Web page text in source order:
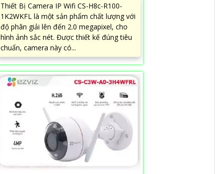
Thiết Bị Camera IP Wifi CS-H8c-R100-
1K2WKFL là một sản phẩm chất lượng với
độ phân giải lên đến 2.0 megapixel, cho
hình ảnh sắc nét. Được thiết kế đúng tiêu
chuẩn, camera này có...